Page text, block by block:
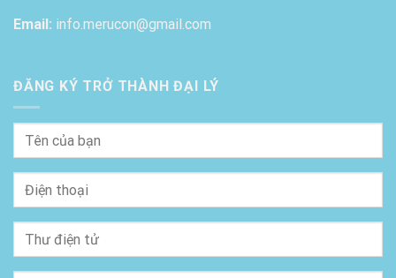
Email: info.merucon@gmail.com
ĐĂNG KÝ TRỞ THÀNH ĐẠI LÝ